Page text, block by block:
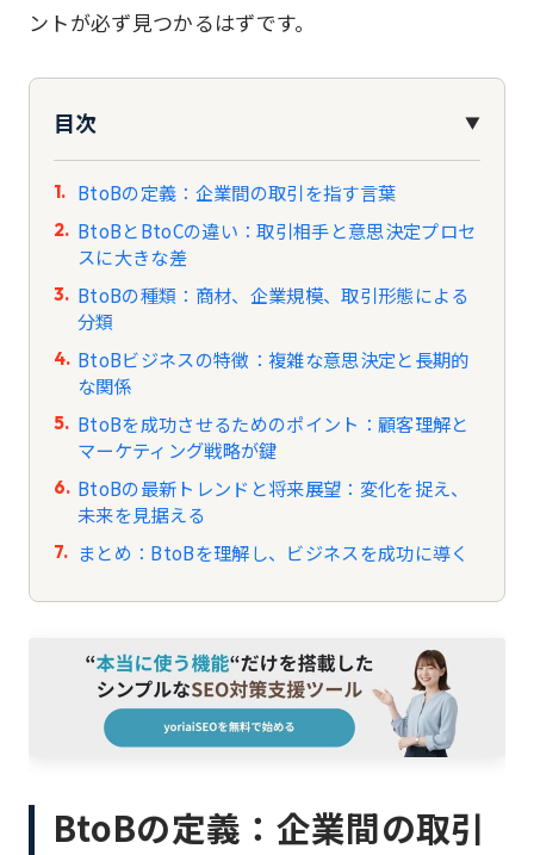
ントが必ず見つかるはずです。
目次 ▼
BtoBの定義：企業間の取引を指す言葉
BtoBとBtoCの違い：取引相手と意思決定プロセ
スに大きな差
BtoBの種類：商材、企業規模、取引形態による
分類
BtoBビジネスの特徴：複雑な意思決定と長期的
な関係
BtoBを成功させるためのポイント：顧客理解と
マーケティング戦略が鍵
BtoBの最新トレンドと将来展望：変化を捉え、
未来を見据える
まとめ：BtoBを理解し、ビジネスを成功に導く
BtoBの定義：企業間の取引